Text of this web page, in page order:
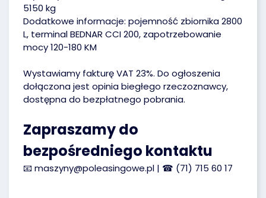
5150 kg
Dodatkowe informacje: pojemność zbiornika 2800
L, terminal BEDNAR CCI 200, zapotrzebowanie
mocy 120-180 KM
Wystawiamy fakturę VAT 23%. Do ogłoszenia
dołączona jest opinia biegłego rzeczoznawcy,
dostępna do bezpłatnego pobrania.
Zapraszamy do
bezpośredniego kontaktu
📧 maszyny@poleasingowe.pl | ☎ (71) 715 60 17